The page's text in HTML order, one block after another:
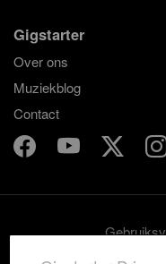
Gigstarter
Over ons
Muziekblog
Contact
© 2012-